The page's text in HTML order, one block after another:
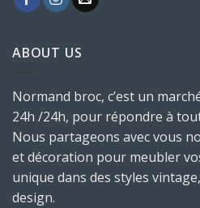
ABOUT US
Normand broc, c’est un
24h /24h, pour répondre à
Nous partageons avec vous
et décoration pour meubler
unique dans des styles
design.